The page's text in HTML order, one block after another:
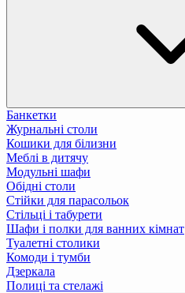
Банкетки
Журнальні столи
Кошики для білизни
Меблі в дитячу
Модульні шафи
Обідні столи
Стійки для парасольок
Стільці і табурети
Шафи і полки для ванних кімнат
Туалетні столики
Комоди і тумби
Дзеркала
Полиці та стелажі